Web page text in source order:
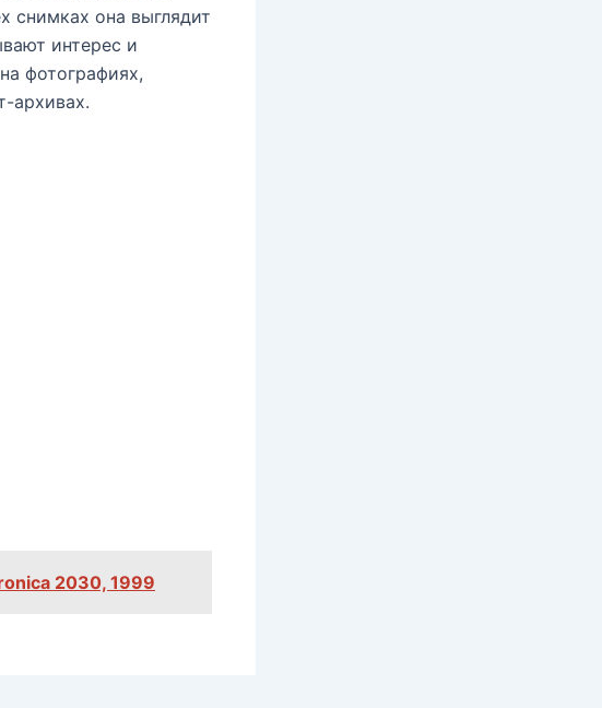
снимках она выглядит
интерес и
фотографиях,
архивах.
2030, 1999